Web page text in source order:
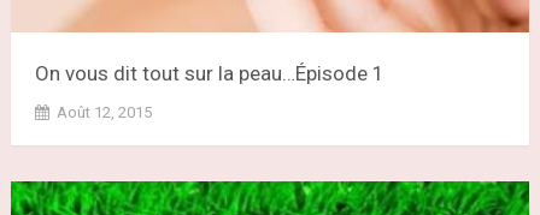
On vous dit tout sur la peau…Épisode 1
Août 12, 2015